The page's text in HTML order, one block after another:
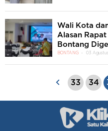
Wali Kota
Alasan
Bontang
BONTANG 03
33 34